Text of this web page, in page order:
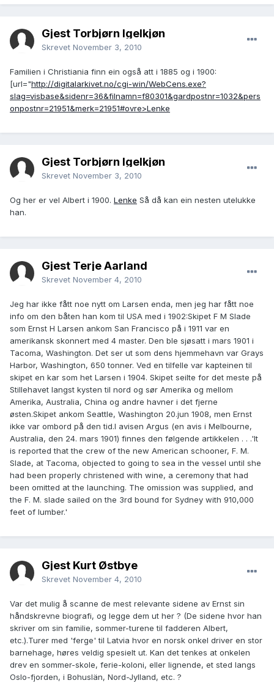
Gjest Torbjørn Igelkjøn
Skrevet November 3, 2010
Familien i Christiania finn ein også att i 1885 og i 1900:
[url="http://digitalarkivet.no/cgi-win/WebCens.exe?
slag=visbase&sidenr=36&filnamn=f80301&gardpostnr=1032&pers
onpostnr=21951&merk=21951#ovre>Lenke
Gjest Torbjørn Igelkjøn
Skrevet November 3, 2010
Og her er vel Albert i 1900. Lenke Så då kan ein nesten utelukke
han.
Gjest Terje Aarland
Skrevet November 4, 2010
Jeg har ikke fått noe nytt om Larsen enda, men jeg har fått noe
info om den båten han kom til USA med i 1902:Skipet F M Slade
som Ernst H Larsen ankom San Francisco på i 1911 var en
amerikansk skonnert med 4 master. Den ble sjøsatt i mars 1901 i
Tacoma, Washington. Det ser ut som dens hjemmehavn var Grays
Harbor, Washington, 650 tonner. Ved en tilfelle var kapteinen til
skipet en kar som het Larsen i 1904. Skipet seilte for det meste på
Stillehavet langst kysten til nord og sør Amerika og mellom
Amerika, Australia, China og andre havner i det fjerne
østen.Skipet ankom Seattle, Washington 20.jun 1908, men Ernst
ikke var ombord på den tid.I avisen Argus (en avis i Melbourne,
Australia, den 24. mars 1901) finnes den følgende artikkelen . . .'It
is reported that the crew of the new American schooner, F. M.
Slade, at Tacoma, objected to going to sea in the vessel until she
had been properly christened with wine, a ceremony that had
been omitted at the launching. The omission was supplied, and
the F. M. slade sailed on the 3rd bound for Sydney with 910,000
feet of lumber.'
Gjest Kurt Østbye
Skrevet November 4, 2010
Var det mulig å scanne de mest relevante sidene av Ernst sin
håndskrevne biografi, og legge dem ut her ? (De sidene hvor han
skriver om sin familie, sommer-turene til fadderen Albert,
etc.).Turer med 'ferge' til Latvia hvor en norsk onkel driver en stor
barnehage, høres veldig spesielt ut. Kan det tenkes at onkelen
drev en sommer-skole, ferie-koloni, eller lignende, et sted langs
Oslo-fjorden, i Bohuslän, Nord-Jylland, etc. ?